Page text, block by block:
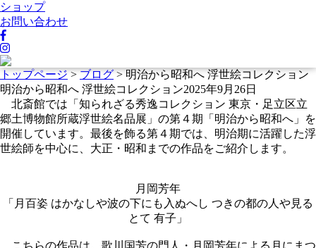
ショップ
お問い合わせ
トップページ>ブログ>明治から昭和へ 浮世絵コレクション
明治から昭和へ 浮世絵コレクション2025年9月26日
北斎館では「知られざる秀逸コレクション 東京・足立区立
郷土博物館所蔵浮世絵名品展」の第４期「明治から昭和へ」を
開催しています。最後を飾る第４期では、明治期に活躍した浮
世絵師を中心に、大正・昭和までの作品をご紹介します。
月岡芳年
「月百姿 はかなしや波の下にも入ぬへし つきの都の人や見る
とて 有子」
こちらの作品は、歌川国芳の門人・月岡芳年による月にまつ